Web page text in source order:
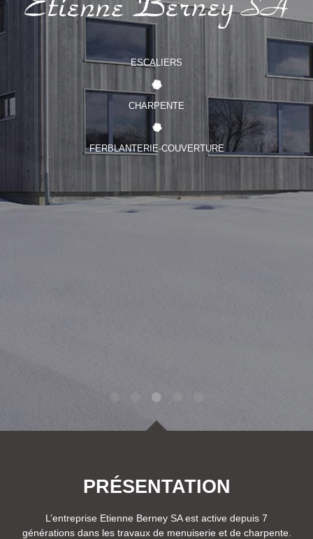
3
ESCALIERS
CHARPENTE
FERBLANTERIE-COUVERTURE
PRÉSENTATION
L’entreprise Etienne Berney SA est active depuis 7
générations dans les travaux de menuiserie et de charpente.